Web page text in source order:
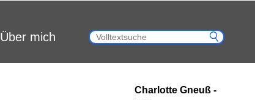
Über mich
Charlotte Gneuß -